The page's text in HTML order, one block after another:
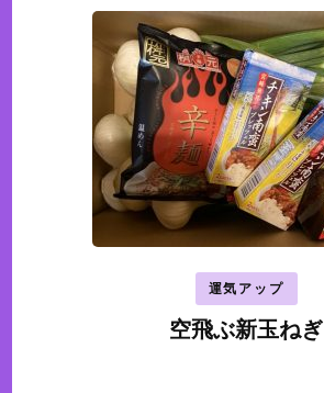
運気アップ
空飛ぶ新玉ねぎ